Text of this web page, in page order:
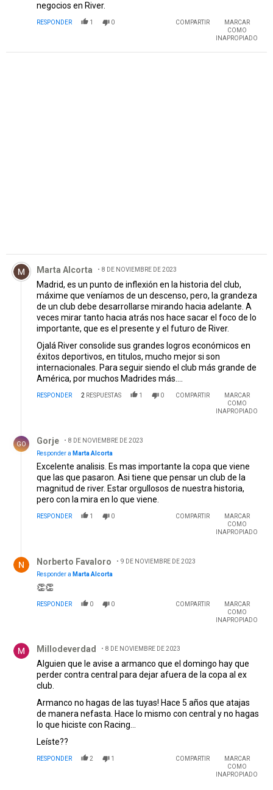
negocios en River.
RESPONDER 1 0 COMPARTIR
MARCAR
COMO
INAPROPIADO
Comentario de Marta Alcorta.
Marta Alcorta 8 DE NOVIEMBRE DE 2023
Madrid, es un punto de inflexión en la historia del club,
máxime que veníamos de un descenso, pero, la grandeza
de un club debe desarrollarse mirando hacia adelante. A
veces mirar tanto hacia atrás nos hace sacar el foco de lo
importante, que es el presente y el futuro de River.
Ojalá River consolide sus grandes logros económicos en
éxitos deportivos, en titulos, mucho mejor si son
internacionales. Para seguir siendo el club más grande de
América, por muchos Madrides más....
RESPONDER 2 RESPUESTAS 1 0 COMPARTIR
MARCAR
COMO
INAPROPIADO
GO Gorje
8 DE NOVIEMBRE DE 2023
Responder a Marta Alcorta
Excelente analisis. Es mas importante la copa que viene
que las que pasaron. Asi tiene que pensar un club de la
magnitud de river. Estar orgullosos de nuestra historia,
pero con la mira en lo que viene.
RESPONDER 1 0 COMPARTIR
MARCAR
COMO
INAPROPIADO
Norberto Favaloro
9 DE NOVIEMBRE DE 2023
Responder a Marta Alcorta
👏👏
RESPONDER 0 0 COMPARTIR
MARCAR
COMO
INAPROPIADO
Millodeverdad 8 DE NOVIEMBRE DE 2023
Alguien que le avise a armanco que el domingo hay que
perder contra central para dejar afuera de la copa al ex
club.
Armanco no hagas de las tuyas! Hace 5 años que atajas
de manera nefasta. Hace lo mismo con central y no hagas
lo que hiciste con Racing...
Leíste??
RESPONDER 2 1 COMPARTIR
MARCAR
COMO
INAPROPIADO